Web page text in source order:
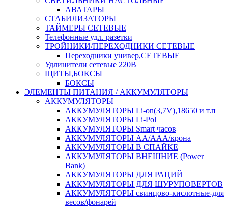
АВАТАРЫ
СТАБИЛИЗАТОРЫ
ТАЙМЕРЫ СЕТЕВЫЕ
Телефонные удл. разетки
ТРОЙНИКИ/ПЕРЕХОДНИКИ СЕТЕВЫЕ
Переходники универ,СЕТЕВЫЕ
Удлинители сетевые 220В
ЩИТЫ,БОКСЫ
БОКСЫ
ЭЛЕМЕНТЫ ПИТАНИЯ / АККУМУЛЯТОРЫ
АККУМУЛЯТОРЫ
АККУМУЛЯТОРЫ Li-on(3,7V),18650 и т.п
АККУМУЛЯТОРЫ Li-Pol
АККУМУЛЯТОРЫ Smart часов
АККУМУЛЯТОРЫ АА/ААА/крона
АККУМУЛЯТОРЫ В СПАЙКЕ
АККУМУЛЯТОРЫ ВНЕШНИЕ (Power
Bank)
АККУМУЛЯТОРЫ ДЛЯ РАЦИЙ
АККУМУЛЯТОРЫ ДЛЯ ШУРУПОВЕРТОВ
АККУМУЛЯТОРЫ свинцово-кислотные-для
весов/фонарей